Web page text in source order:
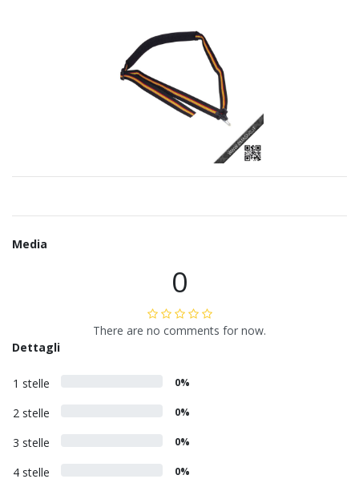
Media
0
There are no comments for now.
Dettagli
1 stelle 0%
2 stelle 0%
3 stelle 0%
4 stelle 0%